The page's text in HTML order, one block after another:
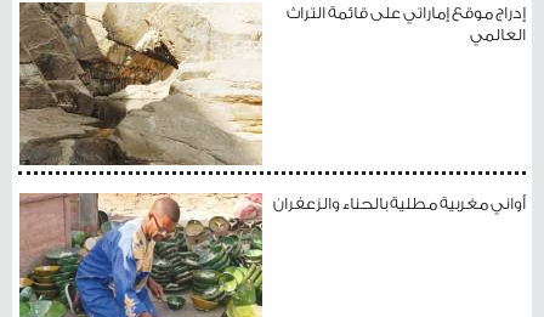
إدراج موقع إماراتي على قائمة التراث
العالمي
أواني مغربية مطلية بالحناء والزعفران